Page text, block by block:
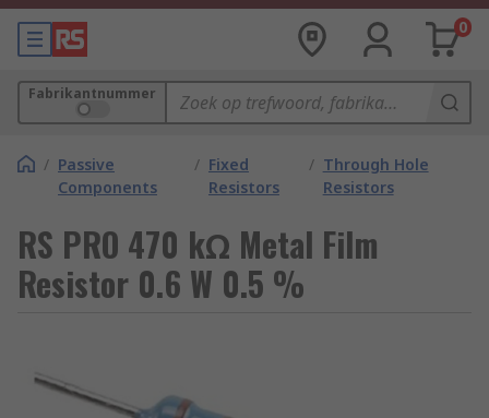
0
Fabrikantnummer
/ Passive
Components
/ Fixed
Resistors
/ Through Hole
Resistors
RS PRO 470 kΩ Metal Film
Resistor 0.6 W 0.5 %